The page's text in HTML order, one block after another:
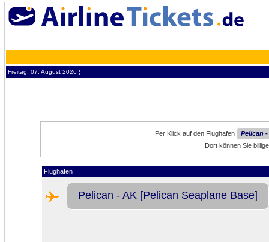
Freitag, 07. August 2026 ¦
Per Klick auf den Flughafen
Pelican
Dort können Sie
Flughafen
Pelican - AK [Pelican Seaplane Base]